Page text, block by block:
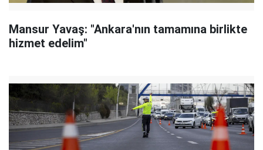
Mansur Yavaş: "Ankara'nın tamamına birlikte
hizmet edelim"